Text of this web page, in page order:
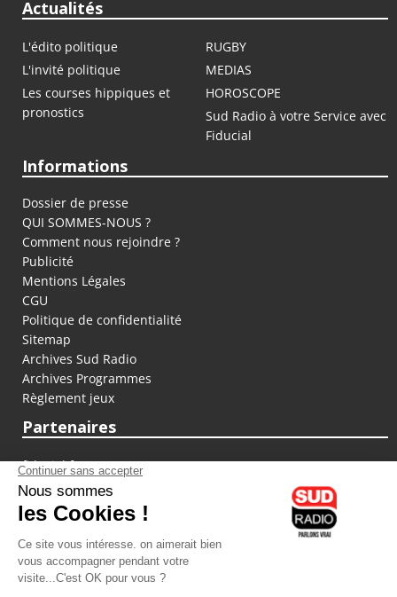
Actualités
L'édito politique
RUGBY
L'invité politique
MEDIAS
Les courses hippiques et
pronostics
HOROSCOPE
Sud Radio à votre Service avec
Fiducial
Informations
Dossier de presse
QUI SOMMES-NOUS ?
Comment nous rejoindre ?
Publicité
Mentions Légales
CGU
Politique de confidentialité
Sitemap
Archives Sud Radio
Archives Programmes
Règlement jeux
Partenaires
fiducial.fr
lyoncapitale.fr
olympique-et-lyonnais.com
L'application Iphone / Android
Téléchargez l'application